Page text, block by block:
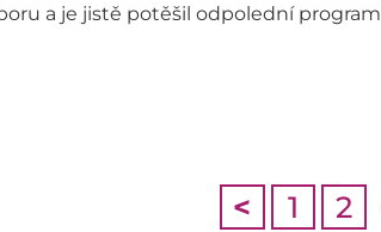
a je jistě potěšil odpolední
< 1 2